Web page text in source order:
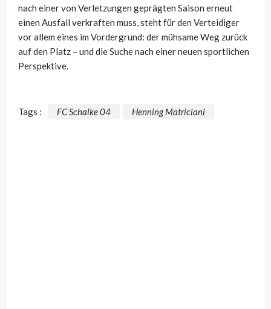
nach einer von Verletzungen geprägten Saison erneut
einen Ausfall verkraften muss, steht für den Verteidiger
vor allem eines im Vordergrund: der mühsame Weg zurück
auf den Platz – und die Suche nach einer neuen sportlichen
Perspektive.
Tags : FC Schalke 04 Henning Matriciani